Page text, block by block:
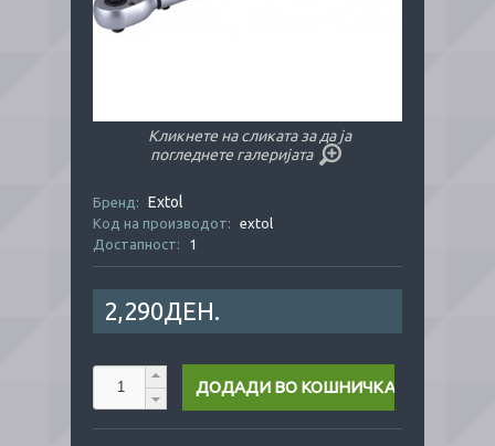
Кликнете на сликата за да ја
погледнете галеријата
Бренд: Extol
Код на производот:
extol
Достапност:
1
2,290ДЕН.